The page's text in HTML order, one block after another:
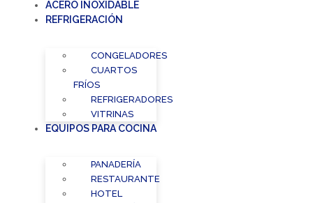
ACERO INOXIDABLE
REFRIGERACIÓN
CONGELADORES
CUARTOS
FRÍOS
REFRIGERADORES
VITRINAS
EQUIPOS PARA COCINA
PANADERÍA
RESTAURANTE
HOTEL